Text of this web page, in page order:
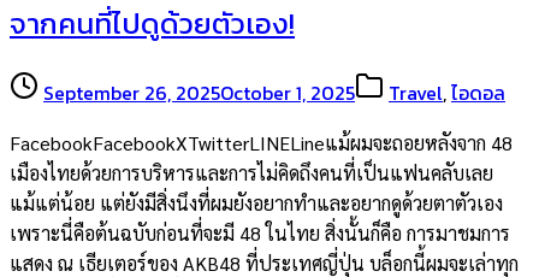
จากคนที่ไปดูด้วยตัวเอง!
September 26, 2025October 1, 2025 Travel,ไอดอล
FacebookFacebookXTwitterLINELineแม้ผมจะถอยหลังจาก 48
เมืองไทยด้วยการบริหารและการไม่คิดถึงคนที่เป็นแฟนคลับเลย
แม้แต่น้อย แต่ยังมีสิ่งนึงที่ผมยังอยากทำและอยากดูด้วยตาตัวเอง
เพราะนี่คือต้นฉบับก่อนที่จะมี 48 ในไทย สิ่งนั้นก็คือ การมาชมการ
แสดง ณ เธียเตอร์ของ AKB48 ที่ประเทศญี่ปุ่น บล็อกนี้ผมจะเล่าทุก